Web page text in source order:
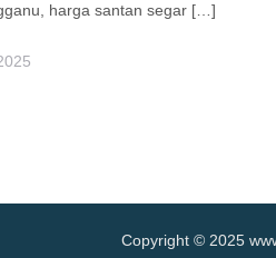
harga santan segar […]
Copyright © 2025